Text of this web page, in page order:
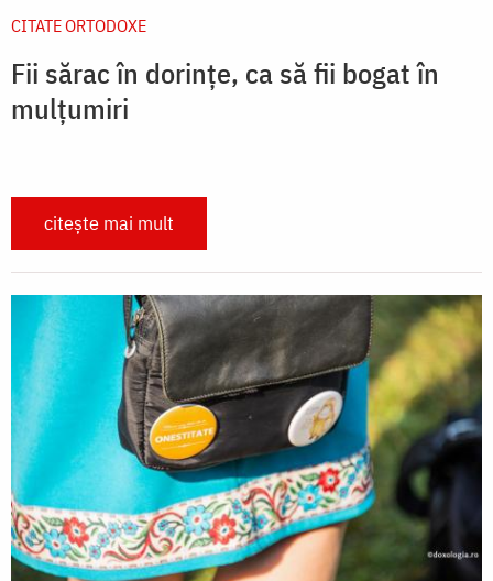
CITATE ORTODOXE
Fii sărac în dorințe, ca să fii bogat în
mulțumiri
citește mai mult